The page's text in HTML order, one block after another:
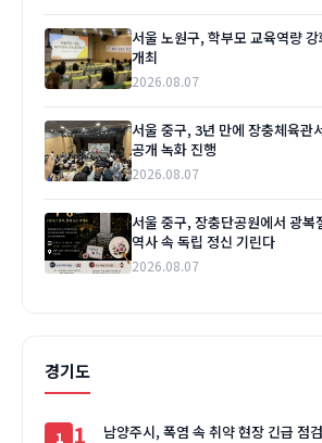
서울 노원구, 학부모 교육역량
개최
2026.08.07
서울 중구, 3년 만에 장충체육관
공개 녹화 진행
2026.08.07
서울 중구, 장충단공원에서 광
역사 속 독립 정신 기린다
2026.08.07
경기도
1
남양주시, 폭염 속 취약 현장 긴급 점